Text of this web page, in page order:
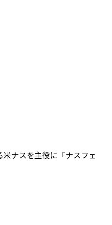
ナスを主役に「ナスフェ